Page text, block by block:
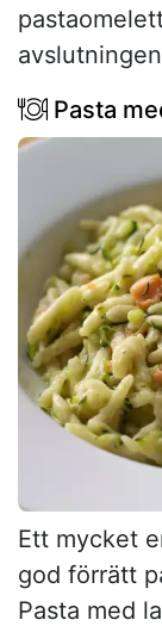
Pasta
Ett mycket
god förrätt
Pasta med